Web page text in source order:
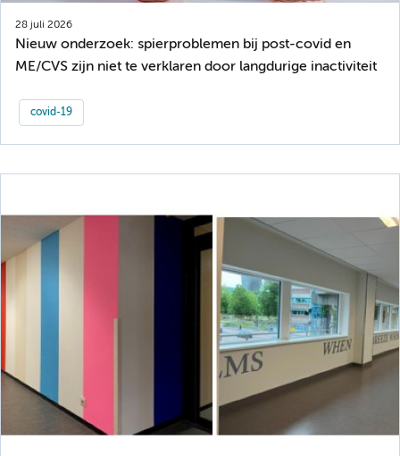
28 juli 2026
Nieuw onderzoek: spierproblemen bij post-covid en
ME/CVS zijn niet te verklaren door langdurige inactiviteit
covid-19